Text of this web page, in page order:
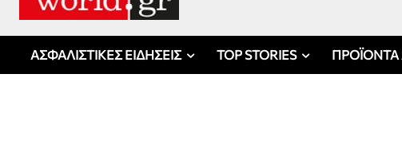
ΑΣΦΑΛΙΣΤΙΚΕΣ ΕΙΔΗΣΕΙΣ TOP STORIES ΠΡΟΪΟΝΤΑ